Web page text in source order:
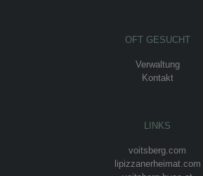
OFT GESUCHT
Verwaltung
Kontakt
LINKS
voitsberg.com
lipizzanerheimat.com